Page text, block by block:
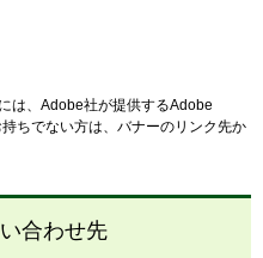
は、Adobe社が提供するAdobe
ちでない方は、バナーのリンク先か
合わせ先